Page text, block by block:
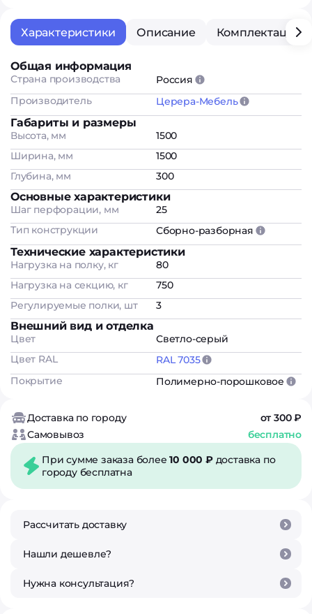
Характеристики Описание Комплектация
Общая информация
Страна производства
Россия
Производитель
Церера-Мебель
Габариты и размеры
Высота, мм
1500
Ширина, мм
1500
Глубина, мм
300
Основные характеристики
Шаг перфорации, мм
25
Тип конструкции
Сборно-разборная
Технические характеристики
Нагрузка на полку, кг
80
Нагрузка на секцию, кг
750
Регулируемые полки, шт
3
Внешний вид и отделка
Цвет
Светло-серый
Цвет RAL
RAL 7035
Покрытие
Полимерно-порошковое
Доставка по городу
от 300 ₽
Самовывоз
бесплатно
При сумме заказа более10 000 ₽доставка по
городу бесплатна
Рассчитать доставку
Нашли дешевле?
Нужна консультация?